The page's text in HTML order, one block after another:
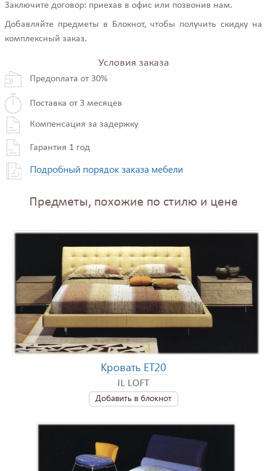
Заключите договор: приехав в офис или позвонив нам.
Добавляйте предметы в Блокнот, чтобы получить скидку на
комплексный заказ.
Условия заказа
Предоплата от 30%
Поставка от 3 месяцев
Компенсация за задержку
Гарантия 1 год
Подробный порядок заказа мебели
Предметы, похожие по стилю и цене
Кровать ET20
IL LOFT
Добавить в блокнот